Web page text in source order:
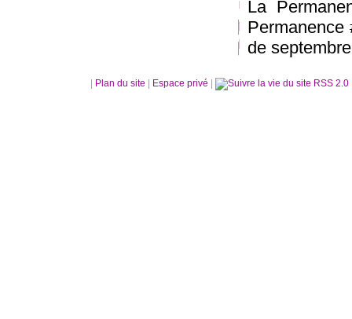
La
Permanence
de
Plan du site Espace privé RSS 2.0